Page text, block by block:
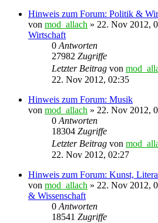
Hinweis zum Forum: Politik &
von mod_allach » 22. Nov 2012,
Wirtschaft
0Antworten
27982 Zugriffe
Letzter Beitrag von
22. Nov 2012, 02:35
Hinweis zum Forum: Musik
von mod_allach » 22. Nov 2012,
0Antworten
18304 Zugriffe
Letzter Beitrag von
22. Nov 2012, 02:27
Hinweis zum Forum: Kunst,
von mod_allach » 22. Nov 2012,
& Wissenschaft
0Antworten
18541 Zugriffe